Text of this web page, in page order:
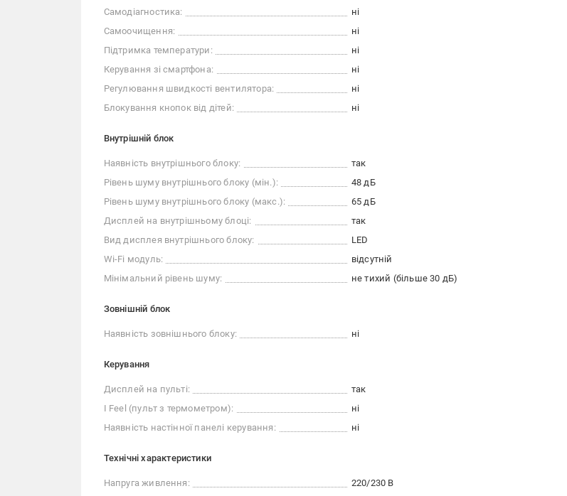
Самодіагностика:
ні
Самоочищення:
ні
Підтримка температури:
ні
Керування зі смартфона:
ні
Регулювання швидкості вентилятора:
ні
Блокування кнопок від дітей:
ні
Внутрішній блок
Наявність внутрішнього блоку:
так
Рівень шуму внутрішнього блоку (мін.):
48 дБ
Рівень шуму внутрішнього блоку (макс.):
65 дБ
Дисплей на внутрішньому блоці:
так
Вид дисплея внутрішнього блоку:
LED
Wi-Fi модуль:
відсутній
Мінімальний рівень шуму:
не тихий (більше 30 дБ)
Зовнішній блок
Наявність зовнішнього блоку: ні
Керування
Дисплей на пульті:
так
I Feel (пульт з термометром):
ні
Наявність настінної панелі керування:
ні
Технічні характеристики
Напруга живлення:
220/230 В